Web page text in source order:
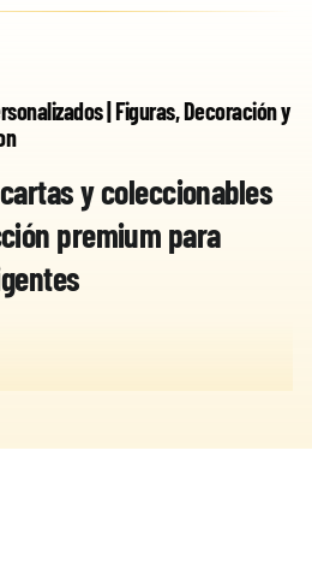
| Figuras, Decoración y
y coleccionables
premium para
cartas Pokémon, sobres, cajas